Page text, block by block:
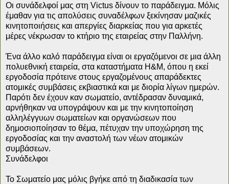
Οι συνάδελφοί μας στη Victus δίνουν το παράδειγμα. Μόλις
έμαθαν για τις απολύσεις συναδέλφων ξεκίνησαν μαζικές
κινητοποιήσεις και απεργίες διαρκείας που για αρκετές
μέρες νέκρωσαν το κτήριο της εταιρείας στην Παλλήνη.
Ένα άλλο καλό παράδειγμα είναι οι εργαζόμενοι σε μια άλλη
πολυεθνική εταιρεία, στα καταστήματα H&M, όπου η εκεί
εργοδοσία πρότεινε στους εργαζομένους απαράδεκτες
ατομικές συμβάσεις εκβιαστικά και με διορία λίγων ημερών.
Παρότι δεν έχουν καν σωματείο, αντέδρασαν δυναμικά,
αρνήθηκαν να υπογράψουν και με την κινητοποίηση
αλληλέγγυων σωματείων και οργανώσεων που
δημοσιοποίησαν το θέμα, πέτυχαν την υποχώρηση της
εργοδοσίας και την αναστολή των νέων ατομικών
συμβάσεων.
Συνάδελφοι
Το Σωματείο μας μόλις βγήκε από τη διαδικασία των